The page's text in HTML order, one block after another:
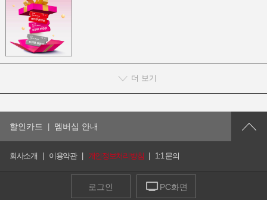
더 보기
할인카드 멤버십 안내
회사소개 이용약관 개인정보처리방침 1:1 문의
로그인 PC화면